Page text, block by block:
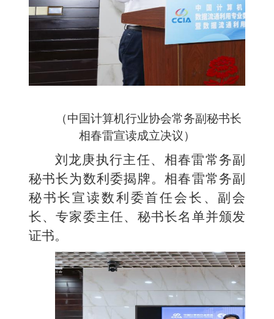
（中国计算机行业协会常务副秘书长
相春雷宣读成立决议）
刘龙庚执行主任、相春雷常务副
秘书长为数利委揭牌。相春雷常务副
秘书长宣读数利委首任会长、副会
长、专家委主任、秘书长名单并颁发
证书。